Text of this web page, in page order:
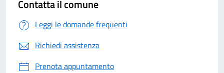
Contatta il comune
Leggi le domande frequenti
Richiedi assistenza
Prenota appuntamento